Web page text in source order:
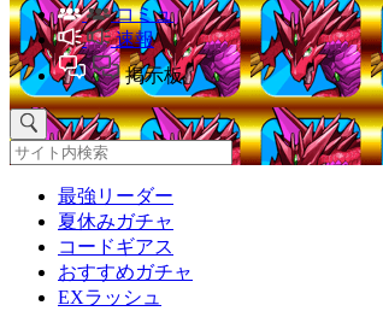
コミュ
速報
掲示板
最強リーダー
夏休みガチャ
コードギアス
おすすめガチャ
EXラッシュ